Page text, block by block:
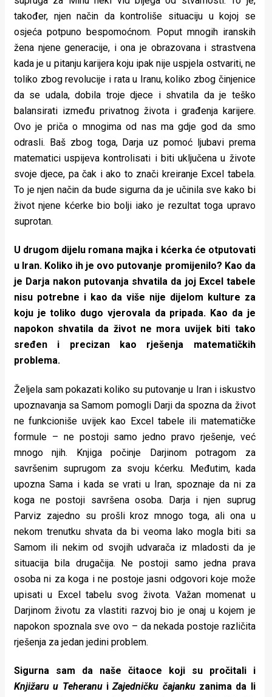
također, njen način da kontroliše situaciju u kojoj se
osjeća potpuno bespomoćnom. Poput mnogih iranskih
žena njene generacije, i ona je obrazovana i strastvena
kada je u pitanju karijera koju ipak nije uspjela ostvariti, ne
toliko zbog revolucije i rata u Iranu, koliko zbog činjenice
da se udala, dobila troje djece i shvatila da je teško
balansirati između privatnog života i građenja karijere.
Ovo je priča o mnogima od nas ma gdje god da smo
odrasli. Baš zbog toga, Darja uz pomoć ljubavi prema
matematici uspijeva kontrolisati i biti uključena u živote
svoje djece, pa čak i ako to znači kreiranje Excel tabela.
To je njen način da bude sigurna da je učinila sve kako bi
život njene kćerke bio bolji iako je rezultat toga upravo
suprotan.
U drugom dijelu romana majka i kćerka će otputovati
u Iran. Koliko ih je ovo putovanje promijenilo? Kao da
je Darja nakon putovanja shvatila da joj Excel tabele
nisu potrebne i kao da više nije dijelom kulture za
koju je toliko dugo vjerovala da pripada. Kao da je
napokon shvatila da život ne mora uvijek biti tako
sređen i precizan kao rješenja matematičkih
problema.
Željela sam pokazati koliko su putovanje u Iran i iskustvo
upoznavanja sa Samom pomogli Darji da spozna da život
ne funkcioniše uvijek kao Excel tabele ili matematičke
formule – ne postoji samo jedno pravo rješenje, već
mnogo njih. Knjiga počinje Darjinom potragom za
savršenim suprugom za svoju kćerku. Međutim, kada
upozna Sama i kada se vrati u Iran, spoznaje da ni za
koga ne postoji savršena osoba. Darja i njen suprug
Parviz zajedno su prošli kroz mnogo toga, ali ona u
nekom trenutku shvata da bi veoma lako mogla biti sa
Samom ili nekim od svojih udvarača iz mladosti da je
situacija bila drugačija. Ne postoji samo jedna prava
osoba ni za koga i ne postoje jasni odgovori koje može
upisati u Excel tabelu svog života. Važan momenat u
Darjinom životu za vlastiti razvoj bio je onaj u kojem je
napokon spoznala sve ovo – da nekada postoje različita
rješenja za jedan jedini problem.
Sigurna sam da naše čitaoce koji su pročitali i
Knjižaru u TeheranuiZajedničku čajankuzanima da li